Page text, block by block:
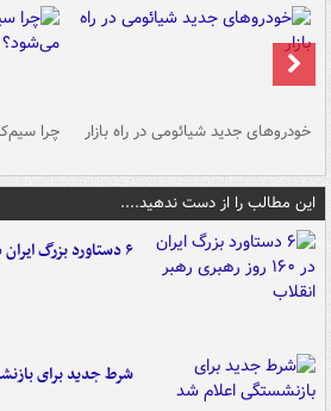
خودروهای جدید شیائومی در راه بازار چرا
این مطالب را از دست ندهید....
۶ دستاورد بزرگ ایران در ۱۶۰ روز رهبری رهبر انقلاب
شرط جدید برای